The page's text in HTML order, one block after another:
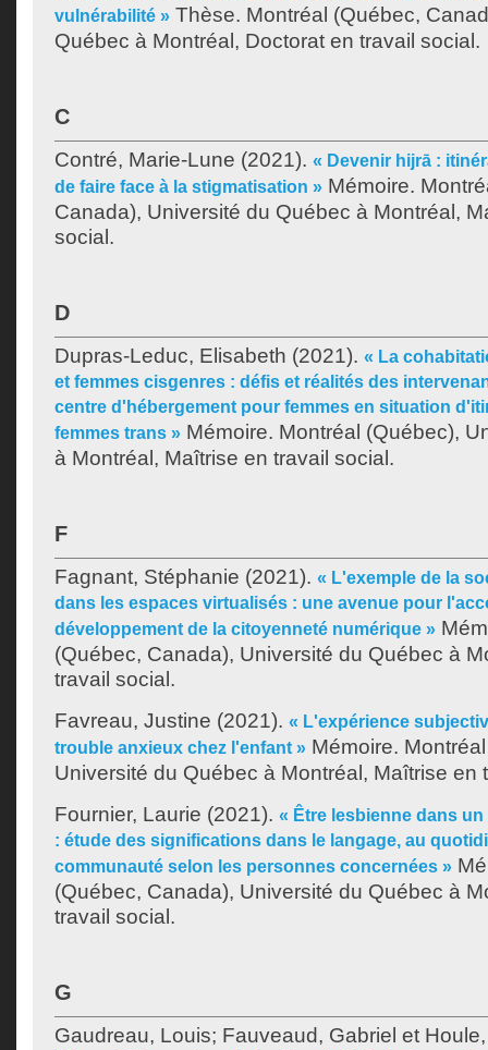
vulnérabilité » Thèse. Montréal (Québec,
Québec à Montréal, Doctorat en travail social.
C
Contré, Marie-Lune (2021). « Devenir hijrā :
de faire face à la stigmatisation » Mémoire.
Canada), Université du Québec à Montréal,
social.
D
Dupras-Leduc, Elisabeth (2021). « La
et femmes cisgenres : défis et réalités des
centre d'hébergement pour femmes en situation
femmes trans » Mémoire. Montréal (Québec),
à Montréal, Maîtrise en travail social.
F
Fagnant, Stéphanie (2021). « L'exemple de la
dans les espaces virtualisés : une avenue pour
développement de la citoyenneté numérique »
(Québec, Canada), Université du Québec à
travail social.
Favreau, Justine (2021). « L'expérience
trouble anxieux chez l'enfant » Mémoire.
Université du Québec à Montréal, Maîtrise en
Fournier, Laurie (2021). « Être lesbienne dans
: étude des significations dans le langage, au
communauté selon les personnes concernées »
(Québec, Canada), Université du Québec à
travail social.
G
Gaudreau, Louis; Fauveaud, Gabriel et